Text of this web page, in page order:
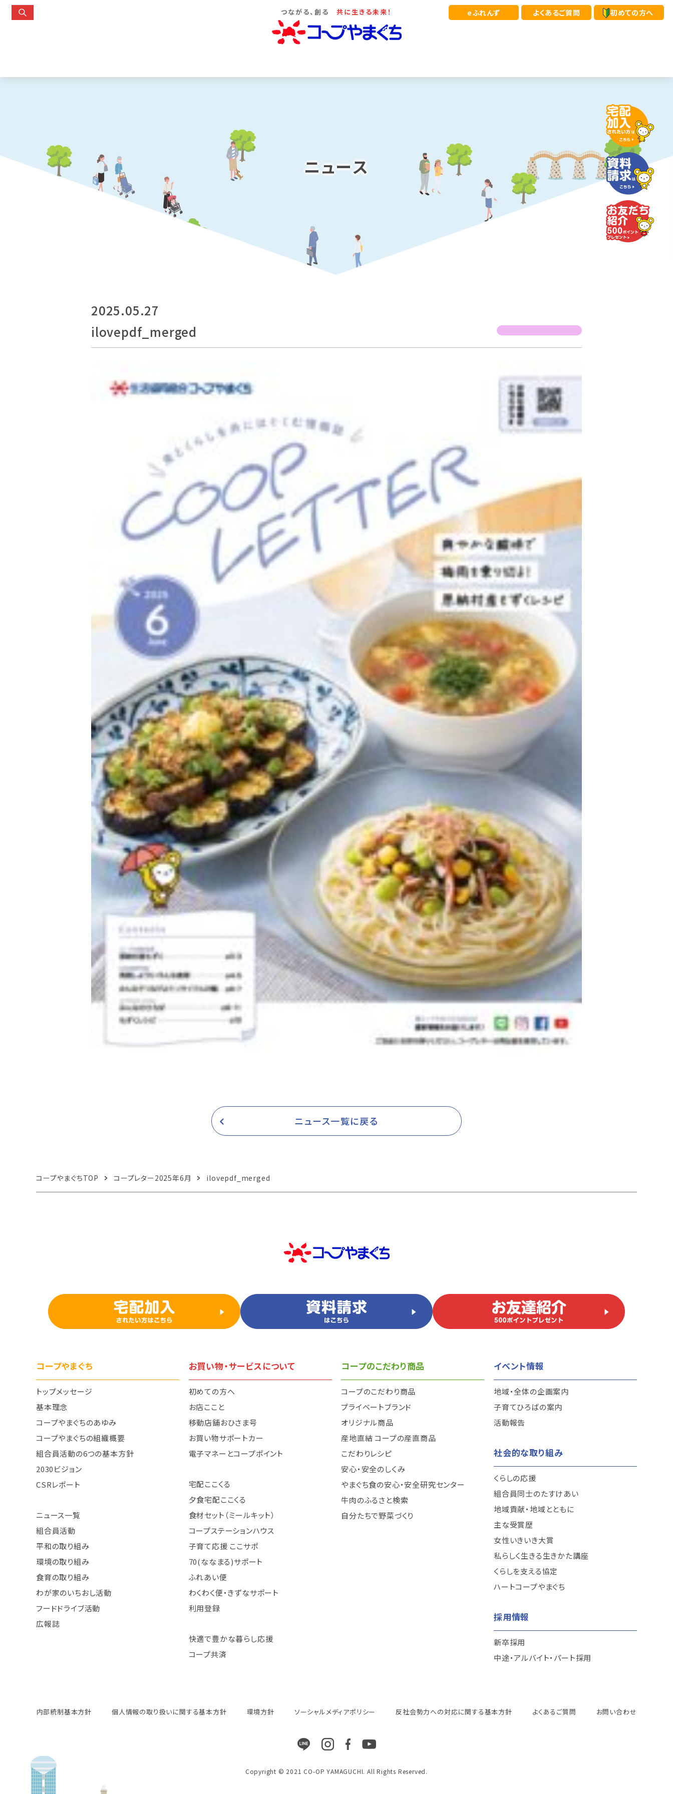
eふれんず よくあるご質問 初めての方へ
つながる、創る 共に生きる未来！
ニュース
2025.05.27
ilovepdf_merged
ニュース一覧に戻る
コープやまぐちTOP コープレター2025年6月 ilovepdf_merged
コープやまぐち
トップメッセージ
基本理念
コープやまぐちのあゆみ
コープやまぐちの組織概要
組合員活動の6つの基本方針
2030ビジョン
CSRレポート
ニュース一覧
組合員活動
平和の取り組み
環境の取り組み
食育の取り組み
わが家のいちおし活動
フードドライブ活動
広報誌
お買い物・サービスについて
初めての方へ
お店ここと
移動店舗おひさま号
お買い物サポートカー
電子マネーとコープポイント
宅配ここくる
夕食宅配ここくる
食材セット（ミールキット）
コープステーションハウス
子育て応援 ここサポ
70(ななまる)サポート
ふれあい便
わくわく便・きずなサポート
利用登録
快適で豊かな暮らし応援
コープ共済
コープのこだわり商品
コープのこだわり商品
プライベートブランド
オリジナル商品
産地直結 コープの産直商品
こだわりレシピ
安心・安全のしくみ
やまぐち食の安心・安全研究センター
牛肉のふるさと検索
自分たちで野菜づくり
イベント情報
地域・全体の企画案内
子育てひろばの案内
活動報告
社会的な取り組み
くらしの応援
組合員同士のたすけあい
地域貢献・地域とともに
主な受賞歴
女性いきいき大賞
私らしく生きる生きかた講座
くらしを支える協定
ハートコープやまぐち
採用情報
新卒採用
中途・アルバイト・パート採用
内部統制基本方針 個人情報の取り扱いに関する基本方針 環境方針 ソーシャルメディアポリシー 反社会勢力への対応に関する基本方針 よくあるご質問 お問い合わせ
Copyright © 2021 CO-OP YAMAGUCHI. All Rights Reserved.